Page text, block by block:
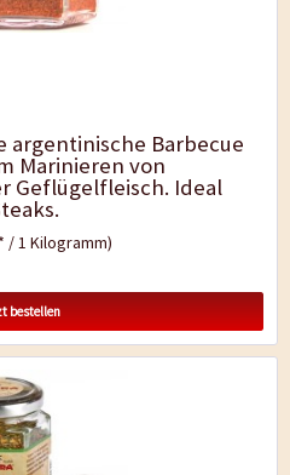
argentinische Barbecue
Marinieren von
Geflügelfleisch. Ideal
/ 1 Kilogramm)
bestellen